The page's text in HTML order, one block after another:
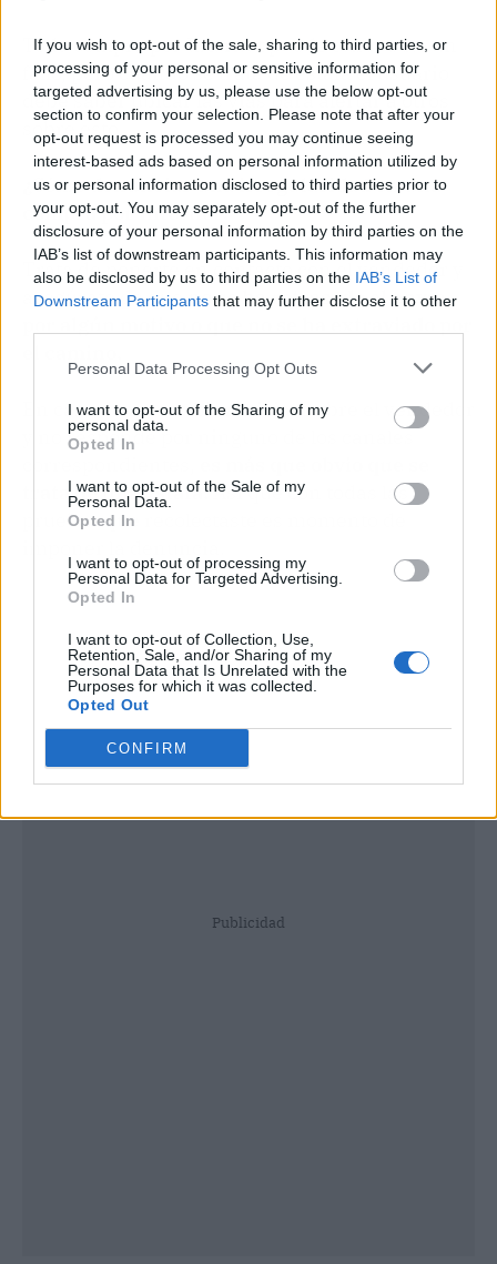
If you wish to opt-out of the sale, sharing to third parties, or
processing of your personal or sensitive information for
targeted advertising by us, please use the below opt-out
section to confirm your selection. Please note that after your
opt-out request is processed you may continue seeing
interest-based ads based on personal information utilized by
us or personal information disclosed to third parties prior to
your opt-out. You may separately opt-out of the further
disclosure of your personal information by third parties on the
IAB’s list of downstream participants. This information may
also be disclosed by us to third parties on the IAB’s List of
Downstream Participants that may further disclose it to other
Personal Data Processing Opt Outs
I want to opt-out of the Sharing of my
personal data.
Opted In
I want to opt-out of the Sale of my
Personal Data.
Opted In
I want to opt-out of processing my
Personal Data for Targeted Advertising.
Opted In
I want to opt-out of Collection, Use,
Retention, Sale, and/or Sharing of my
Personal Data that Is Unrelated with the
Purposes for which it was collected.
Opted Out
CONFIRM
Toda compra por Internet puede tener o no un
fallo, pero cuando se trata de estafa el usuario
debe saber ubicar las vías para alertar a otros
sobre esto.
¿Cómo denunciar una irregularidad en una
compra por Internet?
Trata de ponerte en contacto con el vendedor y
asegúrate de queno se ha retrasado el envío
En caso de no recibir noticias sobre el vendedor
y no responde por ninguno de los canales
trata de una estafa.Así que con todas las
pruebas que recolectaste es momento de
Publicidad